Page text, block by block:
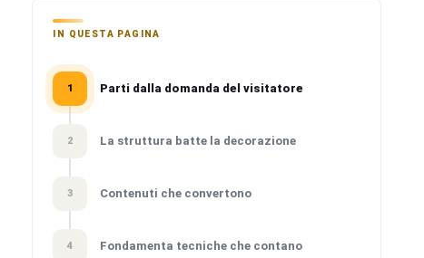
IN QUESTA PAGINA
1 Parti dalla domanda del visitatore
2 La struttura batte la decorazione
3 Contenuti che convertono
4 Fondamenta tecniche che contano